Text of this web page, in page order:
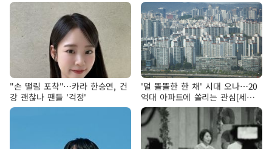
"손 떨림 포착"…카라 한승연, 건
강 괜찮나 팬들 '걱정'
'덜 똘똘한 한 채' 시대 오나…20
억대 아파트에 쏠리는 관심[세제
개편, 그 이후②]